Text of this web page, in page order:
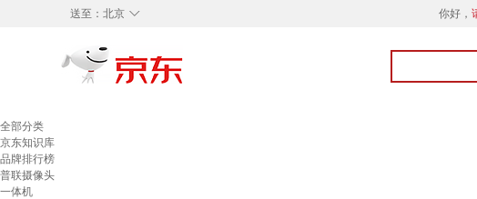
◇
送至： 北京 你好，
全部分类
京东知识库
品牌排行榜
普联摄像头
一体机